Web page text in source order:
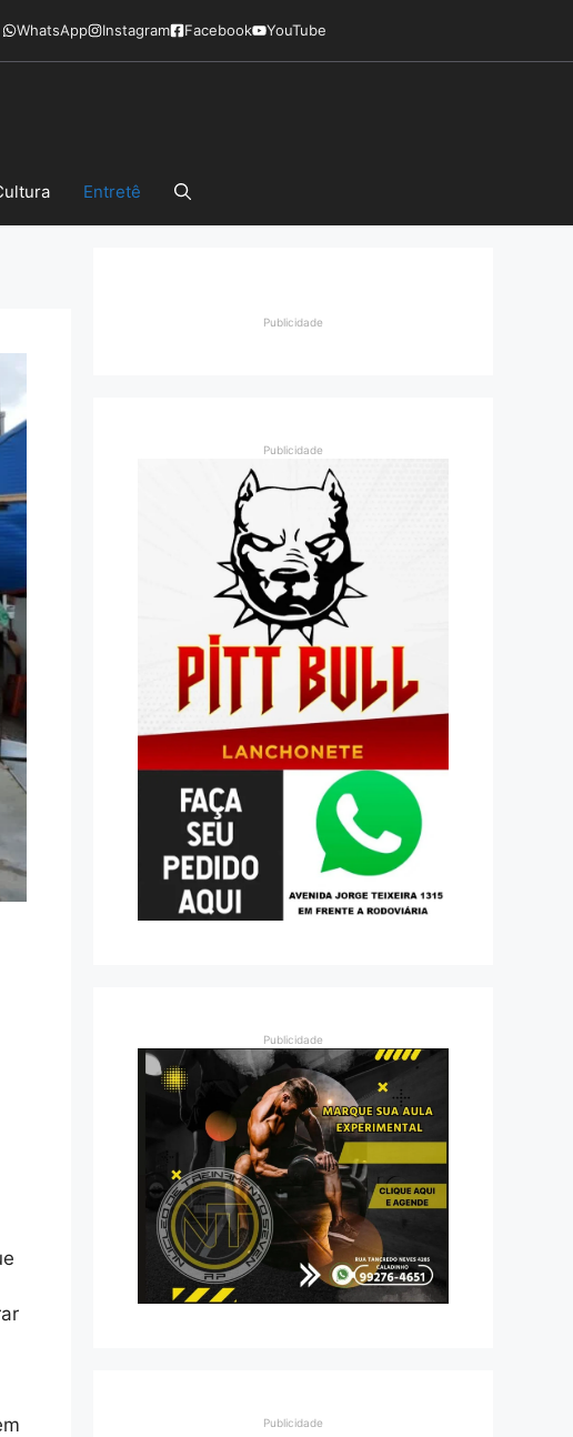
WhatsApp Instagram Facebook YouTube
Entretê
Publicidade
Publicidade
Publicidade
Publicidade